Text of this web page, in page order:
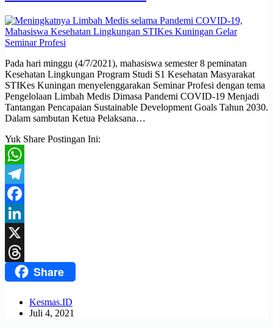
Pada hari minggu (4/7/2021), mahasiswa semester 8 peminatan
Kesehatan Lingkungan Program Studi S1 Kesehatan Masyarakat
STIKes Kuningan menyelenggarakan Seminar Profesi dengan tema
Pengelolaan Limbah Medis Dimasa Pandemi COVID-19 Menjadi
Tantangan Pencapaian Sustainable Development Goals Tahun 2030.
Dalam sambutan Ketua Pelaksana…
Yuk Share Postingan Ini:
WhatsApp
Telegram
Facebook
LinkedIn
X
ThreadsShare
Kesmas.ID
Juli 4, 2021